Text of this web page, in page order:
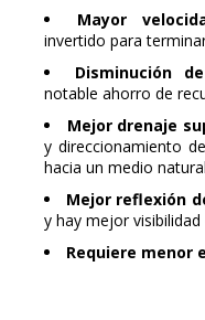
Mayor
invertido para
Disminución
notable ahorro de
Mejor drenaje
y direccionamiento
hacia un medio
Mejor reflexión
y hay mejor
Requiere menor